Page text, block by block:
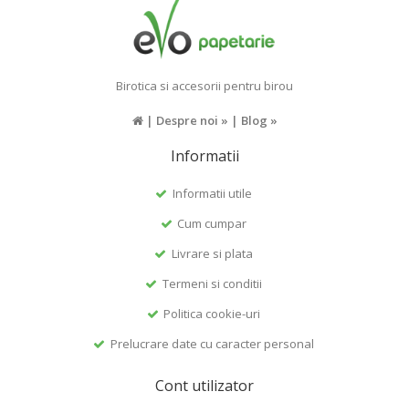
Birotica si accesorii pentru birou
| Despre noi » | Blog »
Informatii
Informatii utile
Cum cumpar
Livrare si plata
Termeni si conditii
Politica cookie-uri
Prelucrare date cu caracter personal
Cont utilizator